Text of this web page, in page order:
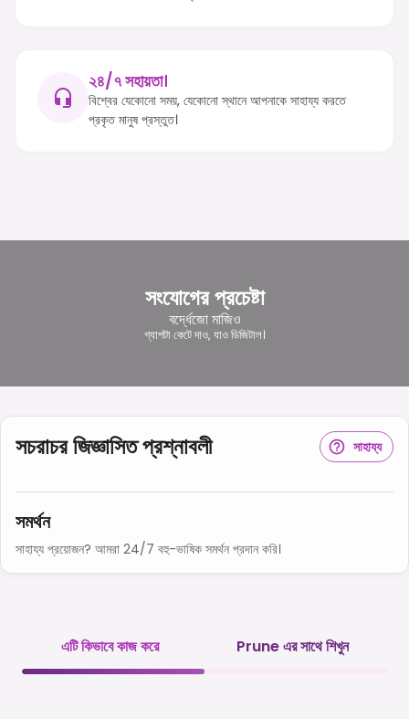
২৪/৭ সহায়তা।
বিশ্বের যেকোনো সময়, যেকোনো স্থানে আপনাকে সাহায্য করতে
প্রকৃত মানুষ প্রস্তুত।
সংযোগের প্রচেষ্টা
বর্দ্ধেজো মাজিও
গ্যাপটা কেটে দাও, যাও ডিজিটাল।
সচরাচর জিজ্ঞাসিত প্রশ্নাবলী সাহায্য
সমর্থন
সাহায্য প্রয়োজন? আমরা 24/7 বহু-ভাষিক সমর্থন প্রদান করি।
এটি কিভাবে কাজ করে Prune এর সাথে শিখুন